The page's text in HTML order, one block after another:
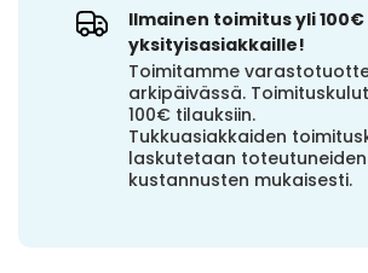
Ilmainen toimitus yli
yksityisasiakkaille!
Toimitamme
arkipäivässä.
100€ tilauksiin.
Tukkuasiakkaiden
laskutetaan toteutuneiden
kustannusten mukaisesti.